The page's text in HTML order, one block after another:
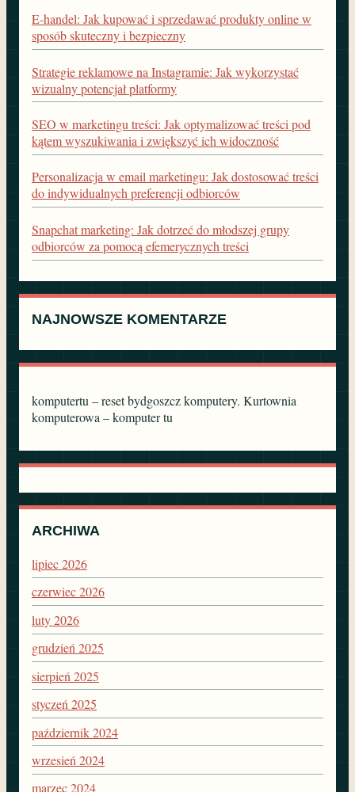
E-handel: Jak kupować i sprzedawać produkty online w
sposób skuteczny i bezpieczny
Strategie reklamowe na Instagramie: Jak wykorzystać
wizualny potencjał platformy
SEO w marketingu treści: Jak optymalizować treści pod
kątem wyszukiwania i zwiększyć ich widoczność
Personalizacja w email marketingu: Jak dostosować treści
do indywidualnych preferencji odbiorców
Snapchat marketing: Jak dotrzeć do młodszej grupy
odbiorców za pomocą efemerycznych treści
NAJNOWSZE KOMENTARZE
komputertu – reset bydgoszcz komputery. Kurtownia
komputerowa – komputer tu
ARCHIWA
lipiec 2026
czerwiec 2026
luty 2026
grudzień 2025
sierpień 2025
styczeń 2025
październik 2024
wrzesień 2024
marzec 2024